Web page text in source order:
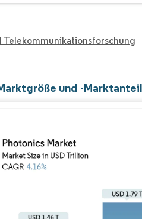
Telekommunikationsforschung
und -Marktanteil